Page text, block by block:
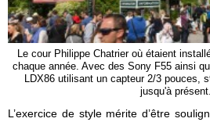
Le cour Philippe Chatrier où étaient
chaque année. Avec des Sony F55 ainsi
LDX86 utilisant un capteur 2/3 pouces,
jusqu'à présent.
L’exercice de style mérite d’être